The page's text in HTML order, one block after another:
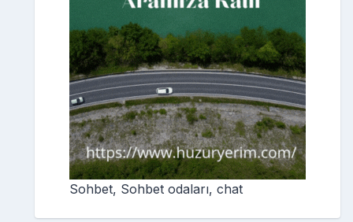
Sohbet, Sohbet odaları, chat